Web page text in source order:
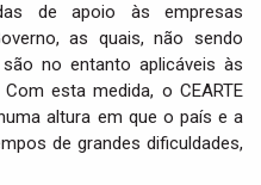
o
n
de apoio às empresas
as quais, não sendo
no entanto aplicáveis às
esta medida, o CEARTE
altura em que o país e a
de grandes dificuldades,